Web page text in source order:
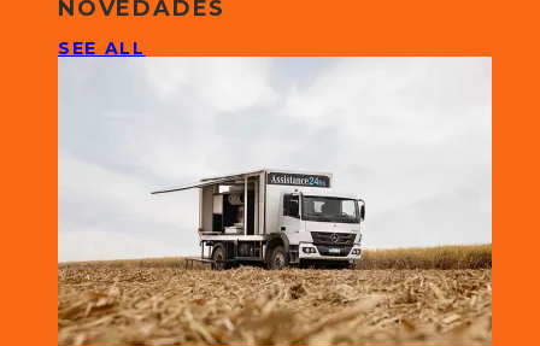
NOVEDADES
SEE ALL